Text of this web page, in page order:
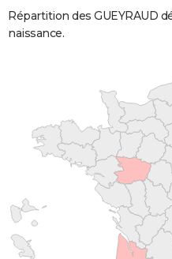
Répartition des GUEYRAUD
naissance.